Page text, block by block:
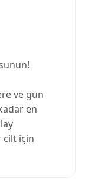
ve gün
en
cilt için